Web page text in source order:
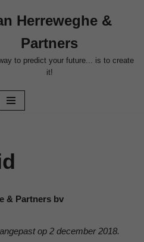
Herreweghe &
Partners
to predict your future... is to create
it!
& Partners bv
op 2 december 2018.